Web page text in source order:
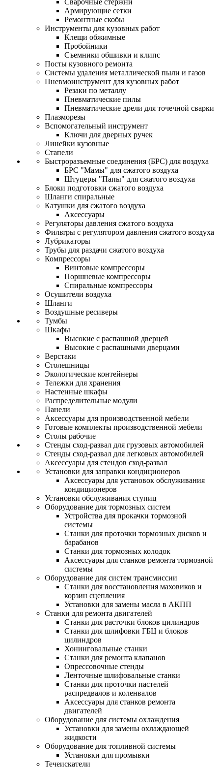
Сварочные стержни
Армирующие сетки
Ремонтные скобы
Инструменты для кузовных работ
Клещи обжимные
Пробойники
Съемники обшивки и клипс
Посты кузовного ремонта
Системы удаления металлической пыли и газов
Пневмоинструмент для кузовных работ
Резаки по металлу
Пневматические пилы
Пневматические дрели для точечной сварки
Плазморезы
Вспомогательный инструмент
Ключи для дверных ручек
Линейки кузовные
Стапели
Быстроразъемные соединения (БРС) для воздуха
БРС "Мамы" для сжатого воздуха
Штуцеры "Папы" для сжатого воздуха
Блоки подготовки сжатого воздуха
Шланги спиральные
Катушки для сжатого воздуха
Аксессуары
Регуляторы давления сжатого воздуха
Фильтры с регулятором давления сжатого воздуха
Лубрикаторы
Трубы для раздачи сжатого воздуха
Компрессоры
Винтовые компрессоры
Поршневые компрессоры
Спиральные компрессоры
Осушители воздуха
Шланги
Воздушные ресиверы
Тумбы
Шкафы
Высокие с распашной дверцей
Высокие с распашными дверцами
Верстаки
Столешницы
Экологические контейнеры
Тележки для хранения
Настенные шкафы
Распределительные модули
Панели
Аксессуары для производственной мебели
Готовые комплекты производственной мебели
Столы рабочие
Стенды сход-развал для грузовых автомобилей
Стенды сход-развал для легковых автомобилей
Аксессуары для стендов сход-развал
Установки для заправки кондиционеров
Аксессуары для установок обслуживания
кондиционеров
Установки обслуживания ступиц
Оборудование для тормозных систем
Устройства для прокачки тормозной
системы
Станки для проточки тормозных дисков и
барабанов
Станки для тормозных колодок
Аксессуары для станков ремонта тормозной
системы
Оборудование для систем трансмиссии
Станки для восстановления маховиков и
корзин сцепления
Установки для замены масла в АКПП
Станки для ремонта двигателей
Станки для расточки блоков цилиндров
Станки для шлифовки ГБЦ и блоков
цилиндров
Хонинговальные станки
Станки для ремонта клапанов
Опрессовочные стенды
Ленточные шлифовальные станки
Станки для проточки пастелей
распредвалов и коленвалов
Аксессуары для станков ремонта
двигателей
Оборудование для системы охлаждения
Установки для замены охлаждающей
жидкости
Оборудование для топливной системы
Установки для промывки
Течеискатели